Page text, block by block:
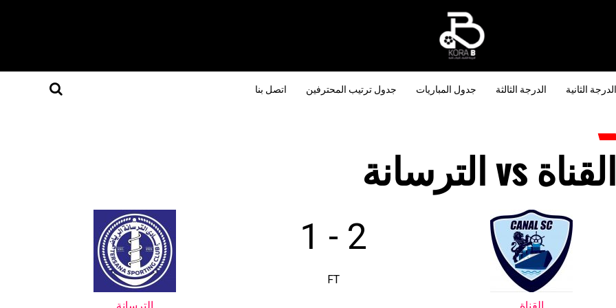
الدرجة الثانية الدرجة الثالثة جدول المباريات جدول ترتيب المحترفين اتصل بنا
القناة vs الترسانة
2
-
1
FT